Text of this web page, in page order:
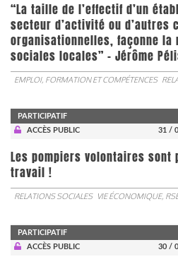
“La taille de l’effectif d’un
secteur d’activité ou d’autres
organisationnelles, façonne
sociales locales” - Jérôme
EMPLOI, FORMATION ET COMPÉTENCES
PARTICIPATIF
ACCÈS PUBLIC
31 /
Les pompiers volontaires sont
travail !
RELATIONS SOCIALES VIE ÉCONOMIQUE,
PARTICIPATIF
ACCÈS PUBLIC
30 /